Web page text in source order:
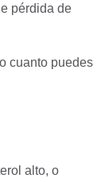
pérdida de
cuanto puedes
alto, o